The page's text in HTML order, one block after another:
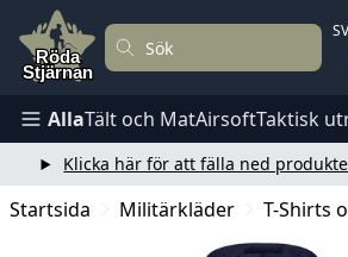
AllaTält och MatAirsoftTaktisk
Klicka här för att fälla ned
Startsida Militärkläder T-Shirts